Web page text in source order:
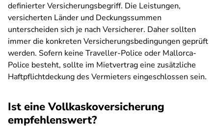
definierter Versicherungsbegriff. Die Leistungen,
versicherten Länder und Deckungssummen
unterscheiden sich je nach Versicherer. Daher sollten
immer die konkreten Versicherungsbedingungen geprüft
werden. Sofern keine Traveller-Police oder Mallorca-
Police besteht, sollte im Mietvertrag eine zusätzliche
Haftpflichtdeckung des Vermieters eingeschlossen sein.
Ist eine Vollkaskoversicherung
empfehlenswert?